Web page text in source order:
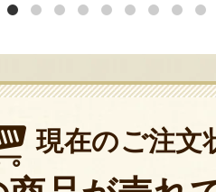
現在のご注文